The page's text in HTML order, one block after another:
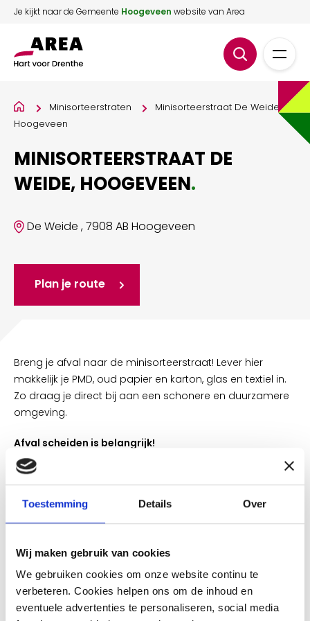
Toestemming Details Over
Wij maken gebruik van cookies
We gebruiken cookies om onze website continu te
verbeteren. Cookies helpen ons om de inhoud en
eventuele advertenties te personaliseren, social media
Je kijkt naar de Gemeente Hoogeveen website van Area
Minisorteerstraten
Minisorteerstraat De Weide,
Hoogeveen
MINISORTEERSTRAAT DE
WEIDE, HOOGEVEEN.
De Weide , 7908 AB Hoogeveen
Plan je route
Breng je afval naar de minisorteerstraat! Lever hier
makkelijk je PMD, oud papier en karton, glas en textiel in.
Zo draag je direct bij aan een schonere en duurzamere
omgeving.
Afval scheiden is belangrijk!
Een groot deel van ons afval bestaat uit waardevolle
materialen opnieuw gebruiken. Zo blijft er minder
restafval over. Dat is beter voor het milieu, want restafval